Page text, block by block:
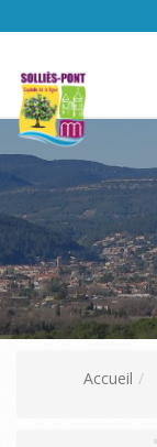
Accueil